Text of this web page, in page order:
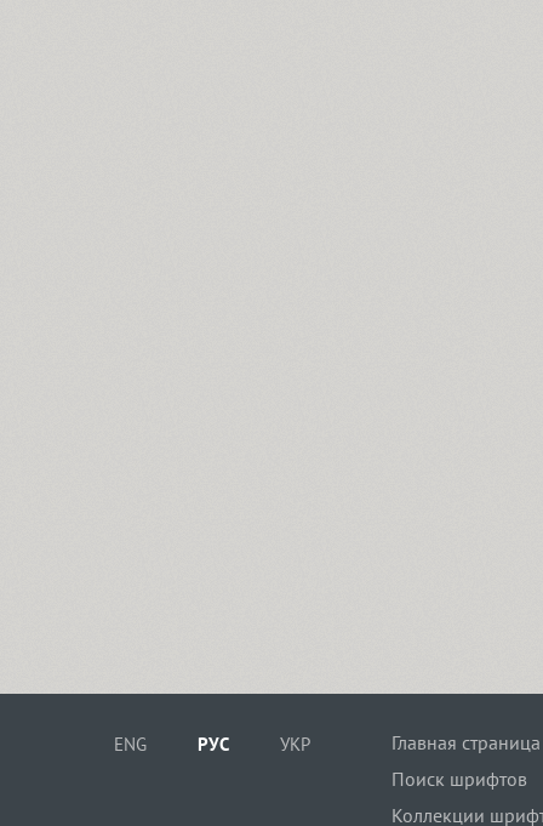
ENG РУС УКР
Главная страница
Поиск шрифтов
Коллекции